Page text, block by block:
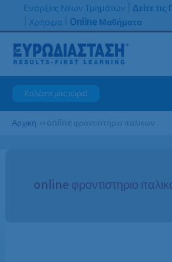
Μετάβαση
περιεχόμενο
Ενάρξεις Νέων Τμημάτων
Δείτε
Χρήσιμα Online Μαθήματα
Καλέστε μας τώρα!
Αρχική »online φροντιστηριο ιταλικων
online φροντιστηριο